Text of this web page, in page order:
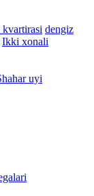
kvartirasi dengiz
Ikki xonali
uyi